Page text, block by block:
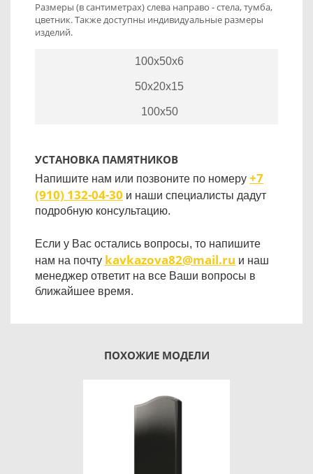
Размеры (в сантиметрах) слева направо - стела, тумба,
цветник. Также доступны индивидуальные размеры
изделий.
100x50x6
50x20x15
100x50
УСТАНОВКА ПАМЯТНИКОВ
Напишите нам или позвоните по номеру +7
(910) 132-04-30 и наши специалисты дадут
подробную консультацию.
Если у Вас остались вопросы, то напишите
нам на почту kavkazova82@mail.ru и наш
менеджер ответит на все Ваши вопросы в
ближайшее время.
ПОХОЖИЕ МОДЕЛИ